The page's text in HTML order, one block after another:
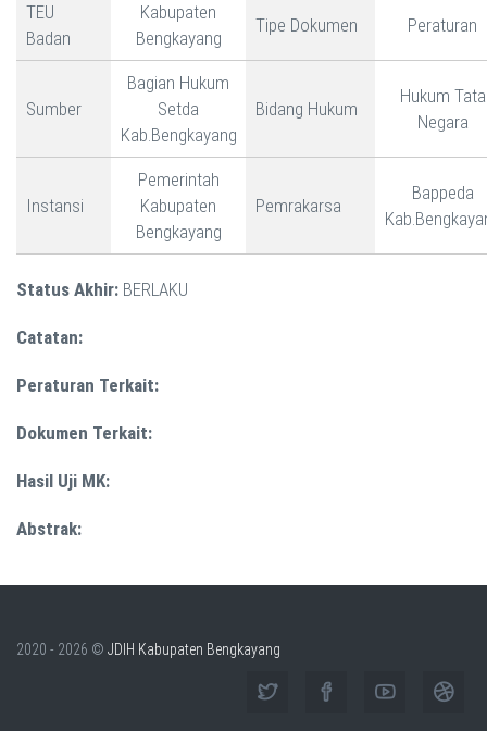
TEU
Badan
Kabupaten
Bengkayang
Tipe Dokumen Peraturan
Sumber
Bagian Hukum
Setda
Kab.Bengkayang
Bidang Hukum
Hukum Tata
Negara
Instansi
Pemerintah
Kabupaten
Bengkayang
Pemrakarsa
Bappeda
Status Akhir: BERLAKU
Catatan:
Peraturan Terkait:
Dokumen Terkait:
Hasil Uji MK:
Abstrak:
2020 - 2026 © JDIH Kabupaten Bengkayang